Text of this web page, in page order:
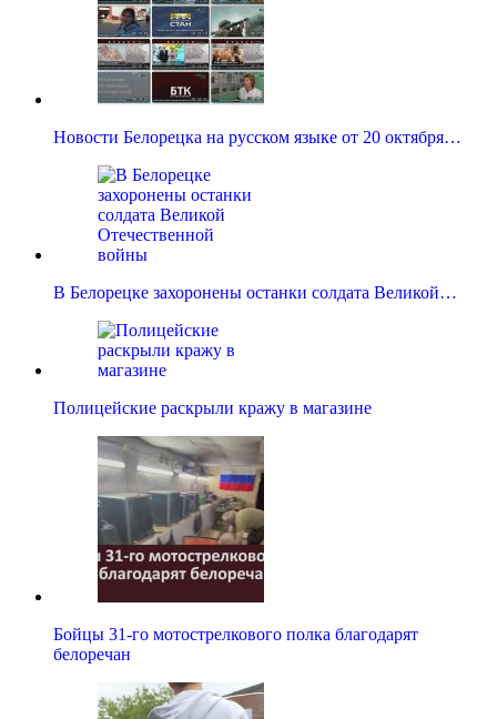
Новости Белорецка на русском языке от 20 октября…
В Белорецке захоронены останки солдата Великой…
Полицейские раскрыли кражу в магазине
Бойцы 31-го мотострелкового полка благодарят
белоречан